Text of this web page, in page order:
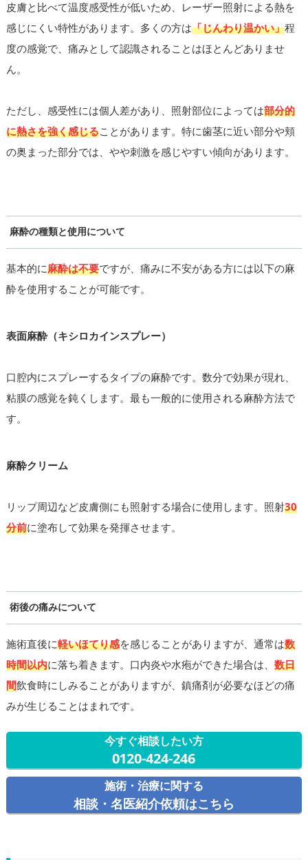
皮膚と比べて温度感受性が低いため、レーザー照射による熱を
感じにくい特性があります。多くの方は「じんわり温かい」程
度の感覚で、痛みとして認識されることはほとんどありませ
ん。
ただし、感受性には個人差があり、照射部位によっては部分的
に熱さを強く感じることがあります。特に歯茎に近い部分や頬
の奥まった部分では、やや刺激を感じやすい傾向があります。
麻酔の種類と使用について
基本的に麻酔は不要ですが、痛みに不安がある方には以下の麻
酔を使用することが可能です。
表面麻酔（キシロカインスプレー）
口腔内にスプレーするタイプの麻酔です。数分で効果が現れ、
粘膜の感覚を鈍くします。最も一般的に使用される麻酔方法で
す。
麻酔クリーム
リップ周辺など皮膚側にも照射する場合に使用します。照射30
分前に塗布して効果を発揮させます。
術後の痛みについて
施術直後に軽いほてり感を感じることがありますが、通常は数
時間以内に落ち着きます。口内炎や水疱ができた場合は、 数日
間飲食時にしみることがありますが、鎮痛剤が必要なほどの痛
みが生じることはまれです。
今すぐ相談したい方
0120-424-246
施術・治療に関する
相談・名医紹介依頼はこちら